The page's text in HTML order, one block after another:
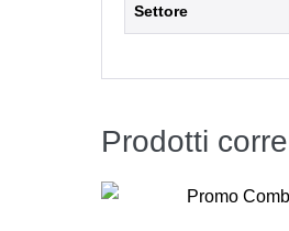
Settore
Prodotti